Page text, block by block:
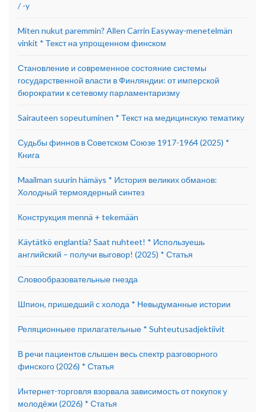
/ -y
Miten nukut paremmin? Allen Carrin Easyway-menetelmän
vinkit * Текст на упрощенном финском
Становление и современное состояние системы
государственной власти в Финляндии: от имперской
бюрократии к сетевому парламентаризму
Sairauteen sopeutuminen * Текст на медицинскую тематику
Судьбы финнов в Советском Союзе 1917-1964 (2025) *
Книга
Maailman suurin hämäys * История великих обманов:
Холодный термоядерный синтез
Конструкция mennä + tekemään
Käytätkö englantia? Saat nuhteet! * Используешь
английский – получи выговор! (2025) * Статья
Словообразовательные гнезда
Шпион, пришедший с холода * Невыдуманные истории
Реляционныее прилагательные * Suhteutusadjektiivit
В речи пациентов слышен весь спектр разговорного
финского (2026) * Статья
Интернет-торговля взорвала зависимость от покупок у
молодёжи (2026) * Статья